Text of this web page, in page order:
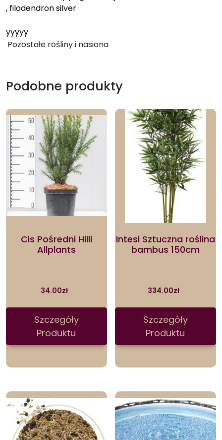
, filodendron silver
yyyyy
Pozostałe rośliny i nasiona
Podobne produkty
Cis Pośredni Hilli
Allplants
34.00zł
Szczegóły
Produktu
Intesi Sztuczna roślina
bambus 150cm
334.00zł
Szczegóły
Produktu